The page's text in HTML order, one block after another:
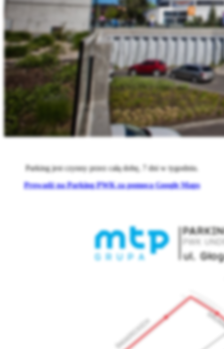
Parking jest czynny przez całą dobę, 7 dni w tygodniu.
Prowadź na Parking PWK za pomocą Google Maps